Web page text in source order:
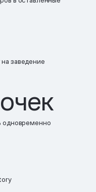
заведение
одновременно